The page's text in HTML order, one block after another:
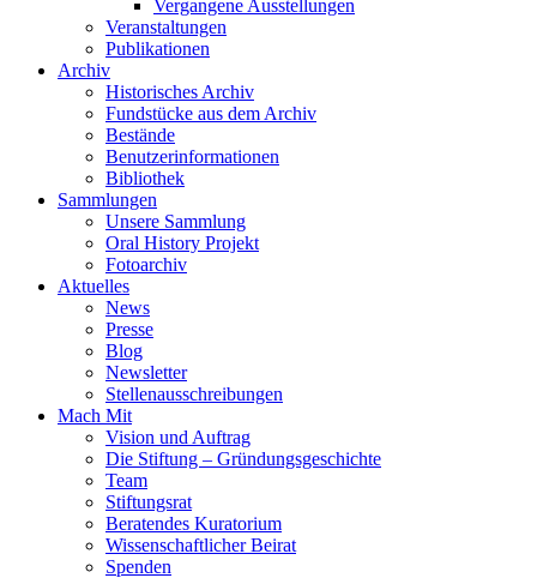
Vergangene Ausstellungen
Veranstaltungen
Publikationen
Archiv
Historisches Archiv
Fundstücke aus dem Archiv
Bestände
Benutzerinformationen
Bibliothek
Sammlungen
Unsere Sammlung
Oral History Projekt
Fotoarchiv
Aktuelles
News
Presse
Blog
Newsletter
Stellenausschreibungen
Mach Mit
Vision und Auftrag
Die Stiftung – Gründungsgeschichte
Team
Stiftungsrat
Beratendes Kuratorium
Wissenschaftlicher Beirat
Spenden